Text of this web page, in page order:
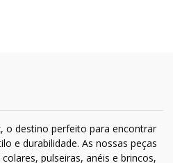
o destino perfeito para encontrar
e durabilidade. As nossas peças
pulseiras, anéis e brincos,